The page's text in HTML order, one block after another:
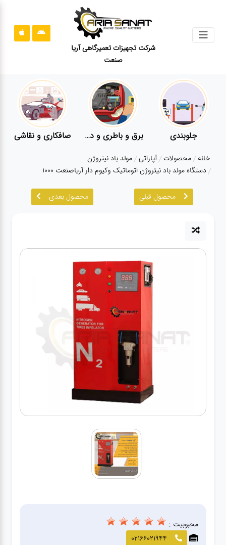
شرکت تجهیزات تعمیرگاهی آریا
صنعت
قوانین
سایت
ارتباط
درباره
ما
آپاراتی
دیاگ
لوازم
صافکاری و نقاشی کارواش لوازم یدکی
خانه محصولات آپاراتی مولد باد نیتروژن
دستگاه مولد باد نیتروژن اتوماتیک وکیوم دار آریاصنعت 1000
محصول قبلی محصول بعدی
محبوبیت :
02166021944